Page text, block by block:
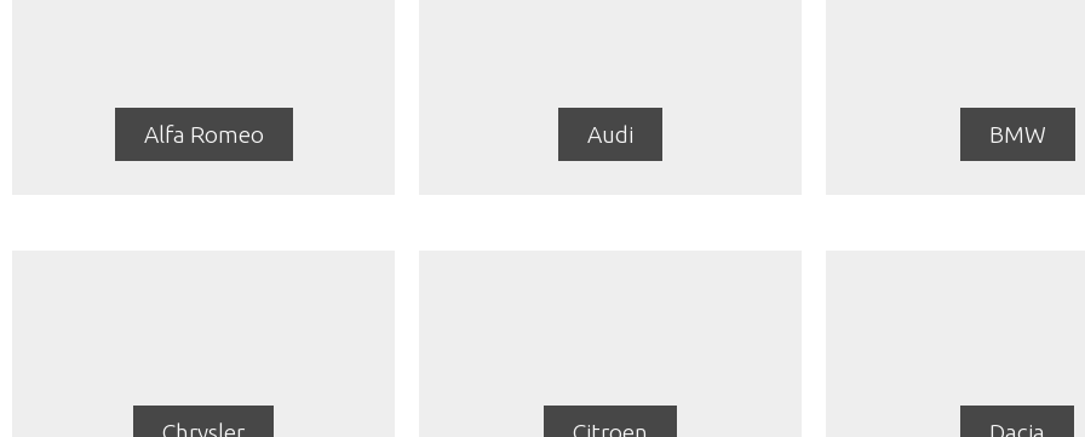
Alfa Romeo Audi BMW